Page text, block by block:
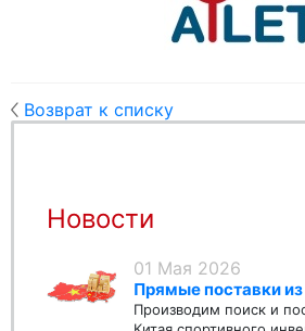
Возврат к списку
Новости
01 Мая 2026
Прямые поставки
Производим поиск и